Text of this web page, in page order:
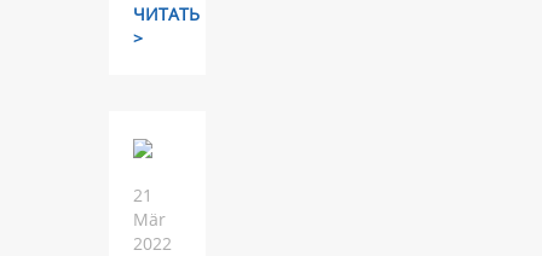
ЧИТАТЬ
>
21
Mär
2022